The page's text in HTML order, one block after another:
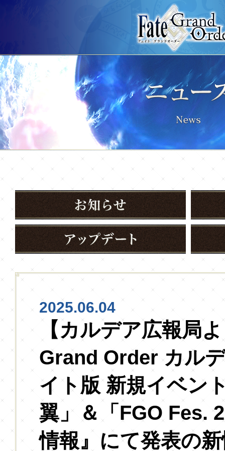
2025.06.04
【カルデア広報局
Grand Order カル
イト版 新規イベン
翼」＆「FGO Fes.
情報』にて発表の